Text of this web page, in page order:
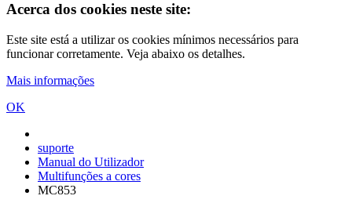
Acerca dos cookies neste site:
Este site está a utilizar os cookies mínimos necessários para
funcionar corretamente. Veja abaixo os detalhes.
Mais informações
OK
suporte
Manual do Utilizador
Multifunções a cores
MC853